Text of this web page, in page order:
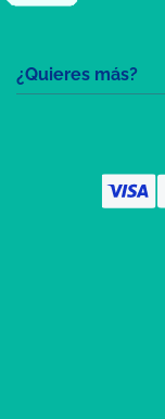
¿Quieres más?